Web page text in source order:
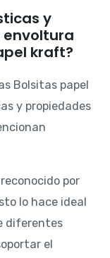
y
kraft?
Bolsitas papel
y propiedades
por
lo hace ideal
diferentes
el